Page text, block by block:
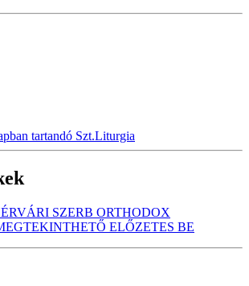
tartandó Szt.Liturgia
SZERB ORTHODOX
ELŐZETES BE